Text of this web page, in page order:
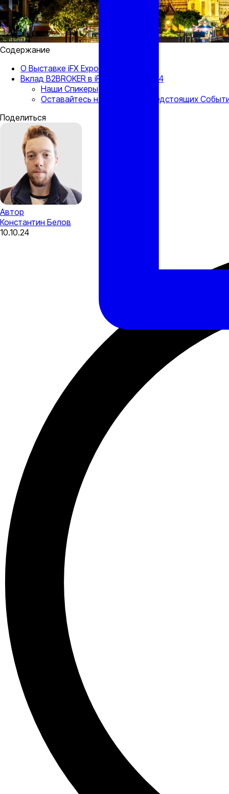
Содержание
О Выставке iFX Expo Asia 2024
Вклад B2BROKER в iFX Expo Asia 2024
Наши Спикеры
Оставайтесь на Связи для Предстоящих
Поделиться
Автор
Константин Белов
10.10.24